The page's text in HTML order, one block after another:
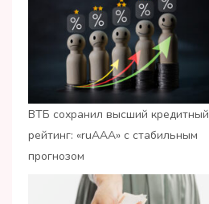
ВТБ сохранил высший кредитный
рейтинг: «ruАAA» с стабильным
прогнозом